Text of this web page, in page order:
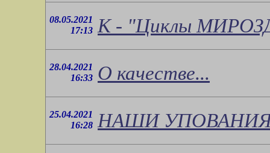
08.05.2021
17:13 К - "Циклы
28.04.2021
16:33 О качестве...
25.04.2021
16:28 НАШИ